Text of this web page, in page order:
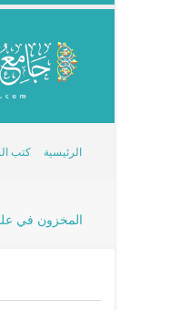
الرئيسية كتب
المخزون في